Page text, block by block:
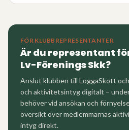
FÖR KLUBBREPRESENTANTER
Är du representant
Lv-Förenings Skk?
Anslut klubben till LoggaSkott
och aktivitetsintyg digitalt –
behöver vid ansökan och
översikt över medlemmarnas
intyg direkt.